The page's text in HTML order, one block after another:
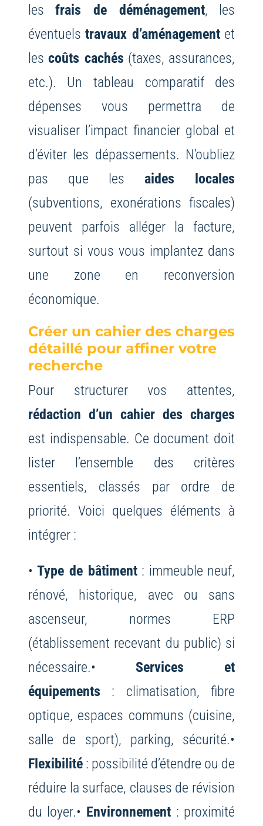
lesfrais de déménagement, les
éventuelstravaux d’aménagementet
lescoûts cachés (taxes, assurances,
etc.). Un tableau comparatif des
dépenses vous permettra de
visualiser l’impact financier global et
d’éviter les dépassements. N’oubliez
pas que les aides locales
(subventions, exonérations fiscales)
peuvent parfois alléger la facture,
surtout si vous vous implantez dans
une zone en reconversion
économique.
Créer un cahier des charges
détaillé pour affiner votre
recherche
Pour structurer vos attentes,
rédaction d’un cahier des charges
est indispensable. Ce document doit
lister l’ensemble des critères
essentiels, classés par ordre de
priorité. Voici quelques éléments à
intégrer :
•Type de bâtiment: immeuble neuf,
rénové, historique, avec ou sans
ascenseur, normes ERP
(établissement recevant du public) si
nécessaire.• Services et
équipements : climatisation, fibre
optique, espaces communs (cuisine,
salle de sport), parking, sécurité.•
Flexibilité: possibilité d’étendre ou de
réduire la surface, clauses de révision
du loyer.• Environnement : proximité